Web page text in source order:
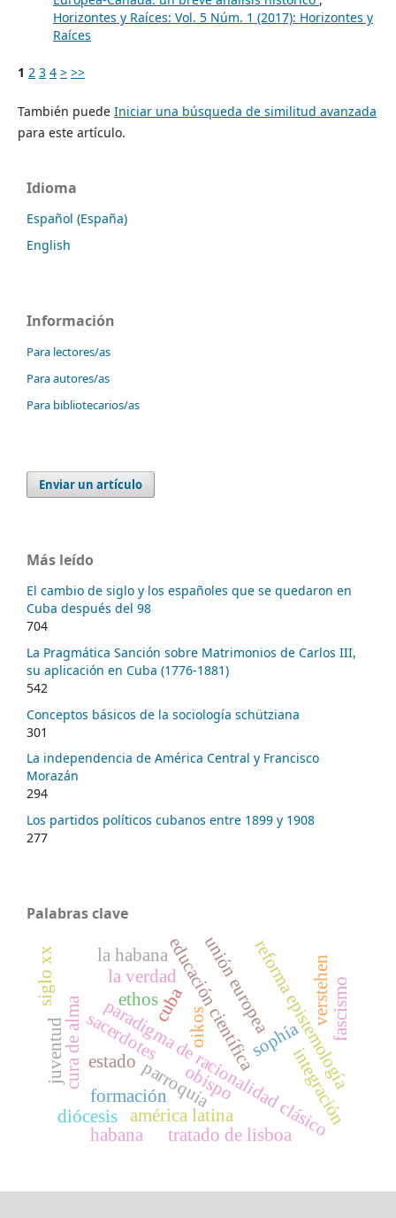
Horizontes y Raíces: Vol. 5 Núm. 1 (2017): Horizontes y
Raíces
1 2 3 4 > >>
También puede Iniciar una búsqueda de similitud avanzada
para este artículo.
Idioma
Español (España)
English
Información
Para lectores/as
Para autores/as
Para bibliotecarios/as
Enviar un artículo
Más leído
El cambio de siglo y los españoles que se quedaron en
Cuba después del 98
704
La Pragmática Sanción sobre Matrimonios de Carlos III,
su aplicación en Cuba (1776-1881)
542
Conceptos básicos de la sociología schütziana
301
La independencia de América Central y Francisco
Morazán
294
Los partidos políticos cubanos entre 1899 y 1908
277
Palabras clave
paradigma de racionalidad clásico
educación científicareforma epistemología
oikos sophía
ethos
la verdad
obispo
sacerdotes
parroquia
la habana
cura de alma
formación
juventud
américa latina
unión europea
tratado de lisboa
integración
verstehen
diócesis
habana
fascismo
estado
siglo xx cuba